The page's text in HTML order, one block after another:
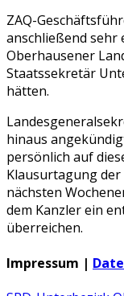
ZAQ-
anschließend sehr
Oberhausener
Staatssekretär
hätten.
hinaus
persönlich auf
Klausurtagung der
nächsten
dem Kanzler ein
überreichen.
Impressum |